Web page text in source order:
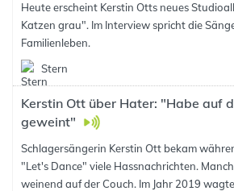
Heute erscheint Kerstin Otts neues
Katzen grau". Im Interview spricht die
Familienleben.
Stern
Kerstin Ott über Hater: "Habe auf
geweint"
Schlagersängerin Kerstin Ott bekam
"Let's Dance" viele Hassnachrichten.
weinend auf der Couch. Im Jahr 2019